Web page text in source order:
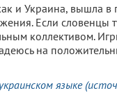
и Украина, вышла
Если словенцы
коллективом.
на
языке